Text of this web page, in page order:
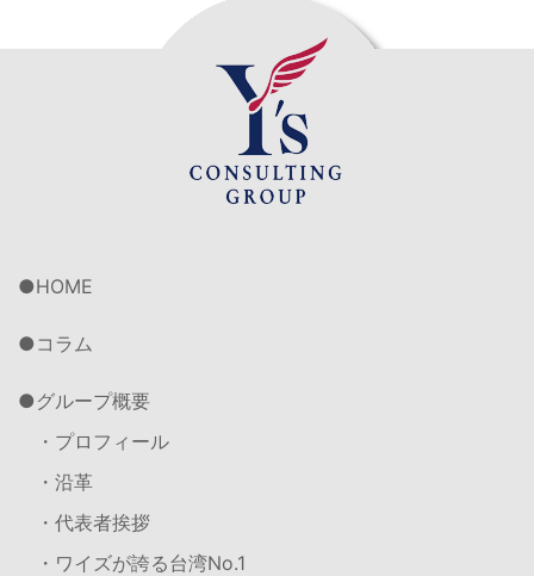
HOME
コラム
グループ概要
・プロフィール
・沿革
・代表者挨拶
・ワイズが誇る台湾No.1